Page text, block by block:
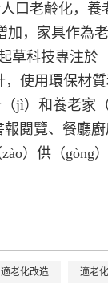
口老齡化，
加，家具作為
草科技專注
使用環保材質
jì）和養老家
閱覽、餐廳
）供（gòng）
適老化改造 適老